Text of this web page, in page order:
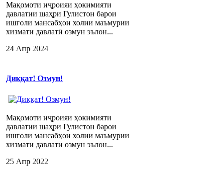
Мақомоти иҷроияи ҳокимияти
давлатии шаҳри Гулистон барои
ишғоли мансабҳои холии маъмурии
хизмати давлатӣ озмун эълон...
24 Апр 2024
Диққат! Озмун!
Мақомоти иҷроияи ҳокимияти
давлатии шаҳри Гулистон барои
ишғоли мансабҳои холии маъмурии
хизмати давлатӣ озмун эълон...
25 Апр 2022